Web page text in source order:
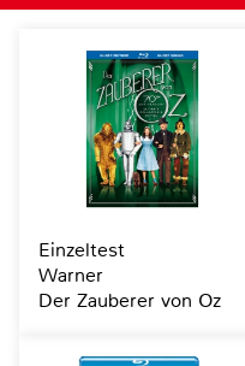
Einzeltest
Warner
Der Zauberer von Oz